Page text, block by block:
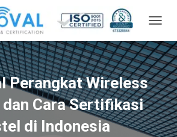
O
G
G
L
E
N
A
V
I
Perangkat Wireless
dan Cara Sertifikasi
di Indonesia